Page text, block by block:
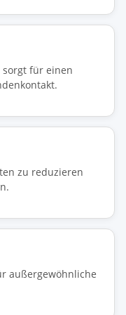
sorgt für einen
zu reduzieren
außergewöhnliche